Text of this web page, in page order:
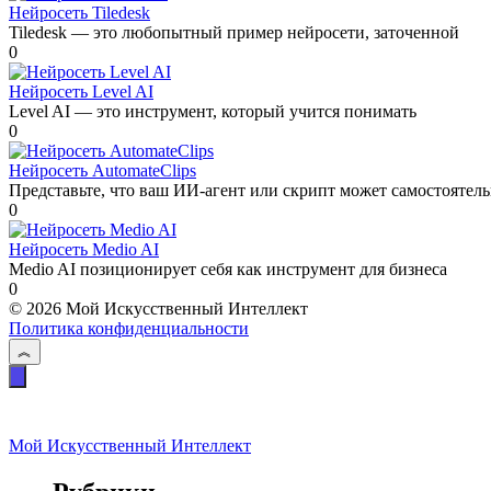
Нейросеть Tiledesk
Tiledesk — это любопытный пример нейросети, заточенной
0
Нейросеть Level AI
Level AI — это инструмент, который учится понимать
0
Нейросеть AutomateClips
Представьте, что ваш ИИ-агент или скрипт может
0
Нейросеть Medio AI
Medio AI позиционирует себя как инструмент для бизнеса
0
© 2026 Мой Искусственный Интеллект
Политика конфиденциальности
Мой Искусственный Интеллект